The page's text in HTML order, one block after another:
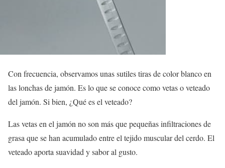
Con frecuencia, observamos unas sutiles tiras de color blanco en
las lonchas de jamón. Es lo que se conoce como vetas o veteado
del jamón. Si bien, ¿Qué es el veteado?
Las vetas en el jamón no son más que pequeñas infiltraciones de
grasa que se han acumulado entre el tejido muscular del cerdo. El
veteado aporta suavidad y sabor al gusto.